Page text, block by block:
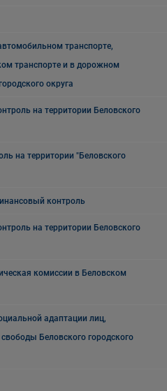
транспорте,
транспорте и в дорожном
округа
на территории Беловского
на территории "Беловского
контроль
на территории Беловского
комиссии в Беловском
адаптации лиц,
Беловского городского